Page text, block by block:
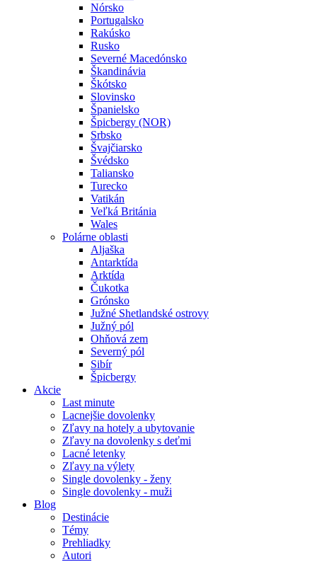
Nórsko
Portugalsko
Rakúsko
Rusko
Severné Macedónsko
Škandinávia
Škótsko
Slovinsko
Španielsko
Špicbergy (NOR)
Srbsko
Švajčiarsko
Švédsko
Taliansko
Turecko
Vatikán
Veľká Británia
Wales
Polárne oblasti
Aljaška
Antarktída
Arktída
Čukotka
Grónsko
Južné Shetlandské ostrovy
Južný pól
Ohňová zem
Severný pól
Sibír
Špicbergy
Akcie
Last minute
Lacnejšie dovolenky
Zľavy na hotely a ubytovanie
Zľavy na dovolenky s deťmi
Lacné letenky
Zľavy na výlety
Single dovolenky - ženy
Single dovolenky - muži
Blog
Destinácie
Témy
Prehliadky
Autori